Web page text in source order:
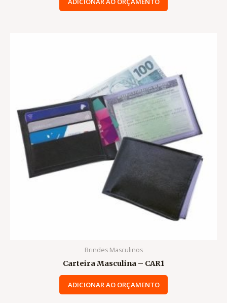
Brindes Masculinos
Carteira Masculina – CAR1
ADICIONAR AO ORÇAMENTO